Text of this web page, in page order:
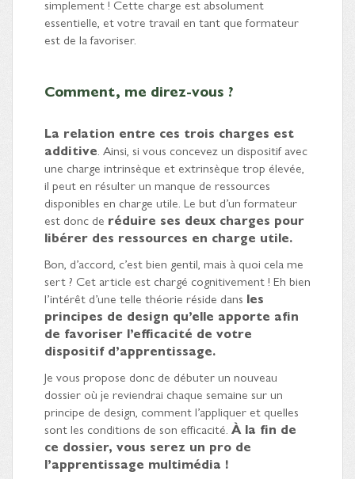
simplement ! Cette charge est absolument
essentielle, et votre travail en tant que formateur
est de la favoriser.
Comment, me direz-vous ?
La relation entre ces trois charges est
additive . Ainsi, si vous concevez un dispositif avec
une charge intrinsèque et extrinsèque trop élevée,
il peut en résulter un manque de ressources
disponibles en charge utile. Le but d’un formateur
est donc de réduire ses deux charges pour
libérer des ressources en charge utile.
Bon, d’accord, c’est bien gentil, mais à quoi cela me
sert ? Cet article est chargé cognitivement ! Eh bien
l’intérêt d’une telle théorie réside dans les
principes de design qu’elle apporte afin
de favoriser l’efficacité de votre
dispositif d’apprentissage.
Je vous propose donc de débuter un nouveau
dossier où je reviendrai chaque semaine sur un
principe de design, comment l’appliquer et quelles
sont les conditions de son efficacité. À la fin de
ce dossier, vous serez un pro de
l’apprentissage multimédia !